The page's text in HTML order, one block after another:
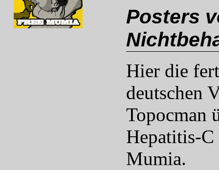
Posters
Hier die
deutschen
Topocman
Hepatitis-C
Mumia.